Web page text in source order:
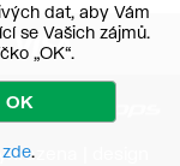
| design
dat, aby Vám
se Vašich zájmů.
„OK“.
OK
zde.